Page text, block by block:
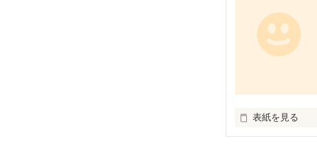
表紙を見る